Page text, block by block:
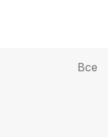
Все